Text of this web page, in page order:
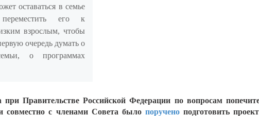
оставаться в семье
его к
взрослым, чтобы
очередь думать о
о программах
Правительстве Российской Федерации по вопросам
совместно с членами Совета было поручено подготовить